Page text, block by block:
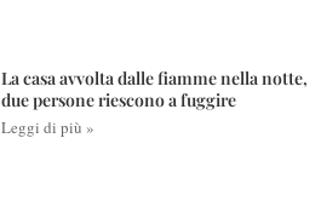
La casa avvolta dalle fiamme nella notte,
due persone riescono a fuggire
Leggi di più »